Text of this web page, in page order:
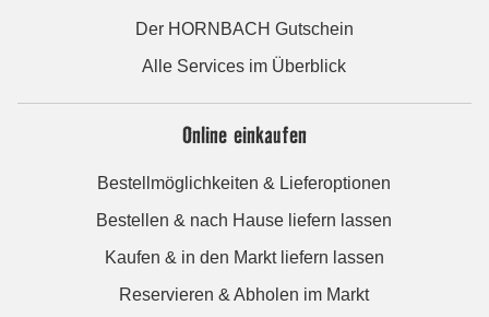
Der HORNBACH Gutschein
Alle Services im Überblick
Online einkaufen
Bestellmöglichkeiten & Lieferoptionen
Bestellen & nach Hause liefern lassen
Kaufen & in den Markt liefern lassen
Reservieren & Abholen im Markt